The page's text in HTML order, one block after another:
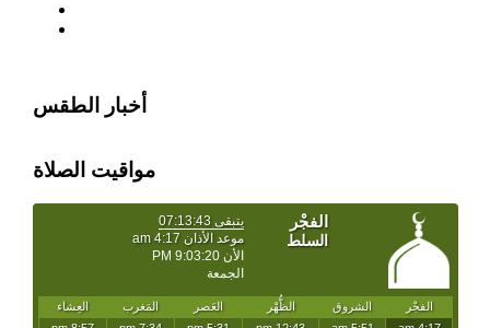
أخبار الطقس
مواقيت الصلاة